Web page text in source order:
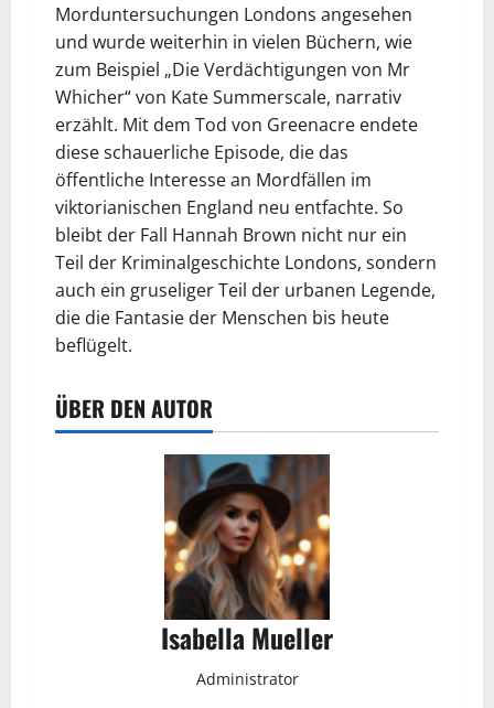
Morduntersuchungen Londons angesehen
und wurde weiterhin in vielen Büchern, wie
zum Beispiel „Die Verdächtigungen von Mr
Whicher“ von Kate Summerscale, narrativ
erzählt. Mit dem Tod von Greenacre endete
diese schauerliche Episode, die das
öffentliche Interesse an Mordfällen im
viktorianischen England neu entfachte. So
bleibt der Fall Hannah Brown nicht nur ein
Teil der Kriminalgeschichte Londons, sondern
auch ein gruseliger Teil der urbanen Legende,
die die Fantasie der Menschen bis heute
beflügelt.
ÜBER DEN AUTOR
Isabella Mueller
Administrator